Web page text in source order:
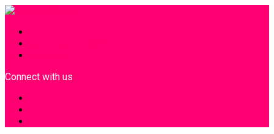
Connect with us